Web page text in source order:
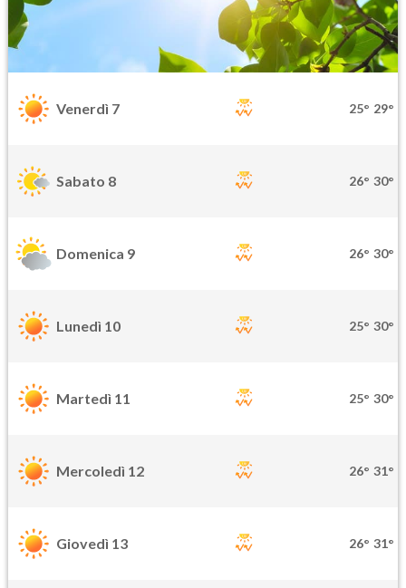
Venerdì 7 25° 29°
Sabato 8 26° 30°
Domenica 9 26° 30°
Lunedì 10 25° 30°
Martedì 11 25° 30°
Mercoledì 12 26° 31°
Giovedì 13 26° 31°